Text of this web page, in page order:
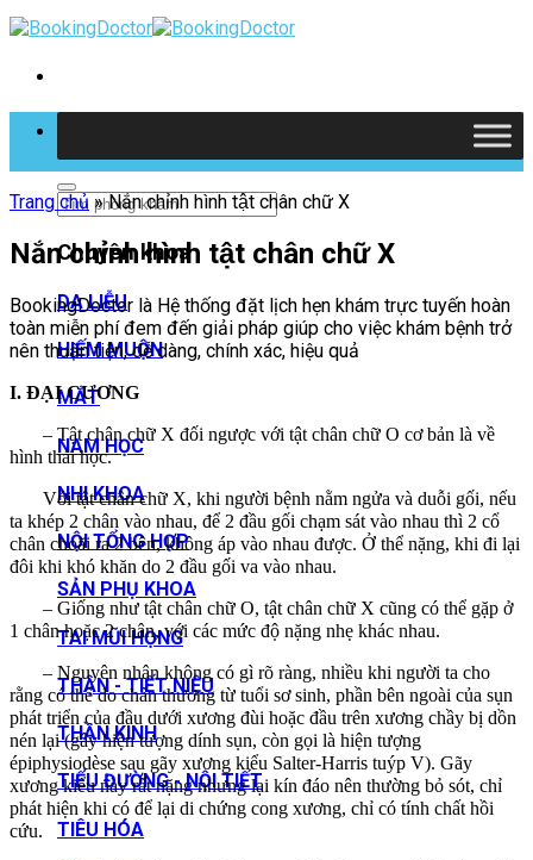
Skip
to
Chuyên khoa
DA LIỄU
HIẾM MUỘN
MẮT
NAM HỌC
NHI KHOA
NỘI TỔNG HỢP
SẢN PHỤ KHOA
TAI MŨI HỌNG
THẬN - TIẾT NIỆU
THẦN KINH
TIỂU ĐƯỜNG - NỘI TIẾT
TIÊU HÓA
Trang chủ »Nắn chỉnh hình tật chân chữ X
Nắn chỉnh hình tật chân chữ X
BookingDoctor là Hệ thống đặt lịch hẹn khám trực tuyến hoàn
toàn miễn phí đem đến giải pháp giúp cho việc khám bệnh trở
nên thuận tiện, dễ dàng, chính xác, hiệu quả
I. ĐẠI CƯƠNG
– Tật chân chữ X đối ngược với tật chân chữ O cơ bản là về
hình thái học.
Với tật chân chữ X, khi người bệnh nằm ngửa và duỗi gối, nếu
ta khép 2 chân vào nhau, để 2 đầu gối chạm sát vào nhau thì 2 cổ
chân choãi ra 2 bên, không áp vào nhau được. Ở thể nặng, khi đi lại
đôi khi khó khăn do 2 đầu gối va vào nhau.
– Giống như tật chân chữ O, tật chân chữ X cũng có thể gặp ở
1 chân hoặc 2 chân, với các mức độ nặng nhẹ khác nhau.
– Nguyên nhân không có gì rõ ràng, nhiều khi người ta cho
rằng có thể do chấn thương từ tuổi sơ sinh, phần bên ngoài của sụn
phát triển của đầu dưới xương đùi hoặc đầu trên xương chầy bị dồn
nén lại (gây hiện tượng dính sụn, còn gọi là hiện tượng
épiphysiodèse sau gãy xương kiểu Salter-Harris tuýp V). Gãy
xương kiểu này rất nặng nhưng lại kín đáo nên thường bỏ sót, chỉ
phát hiện khi có để lại di chứng cong xương, chỉ có tính chất hồi
cứu.